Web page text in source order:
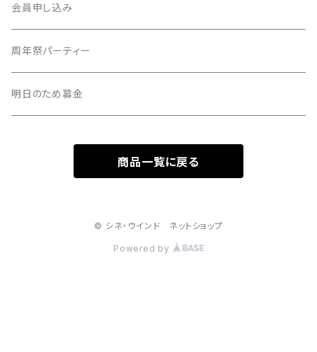
新・社会科見学
会員申し込み
周年祭パーティー
明日のため募金
商品一覧に戻る
© シネ・ウインド ネットショップ
Powered by